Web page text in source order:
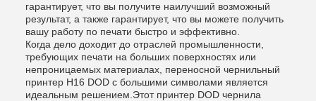
гарантирует, что вы получите наилучший возможный
результат, а также гарантирует, что вы можете получить
вашу работу по печати быстро и эффективно.
Когда дело доходит до отраслей промышленности,
требующих печати на больших поверхностях или
непроницаемых материалах, переносной чернильный
принтер H16 DOD с большими символами является
идеальным решением.Этот принтер DOD чернила